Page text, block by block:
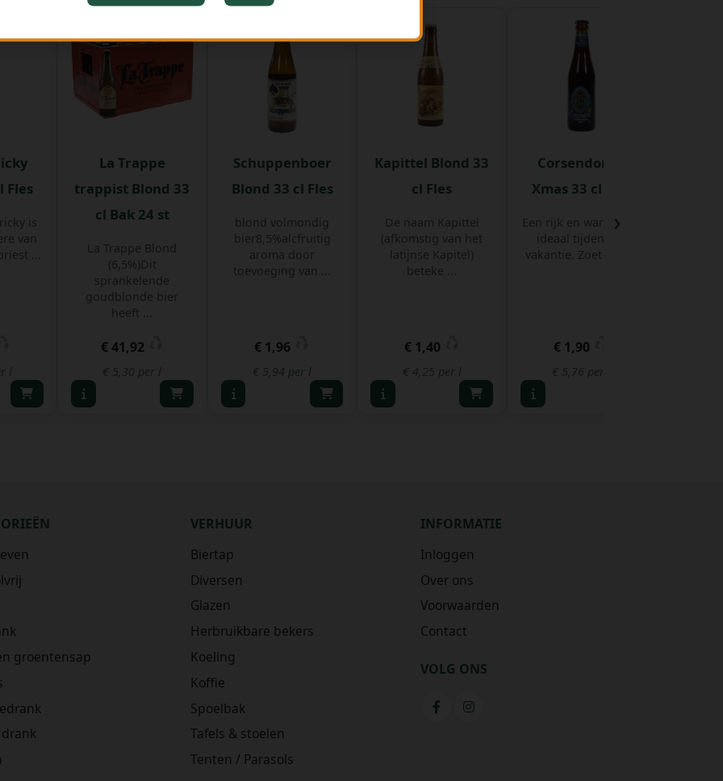
Fles
is
van
...
l
La Trappe
trappist Blond 33
cl Bak 24 st
La Trappe Blond
(6,5%)Dit
sprankelende
goudblonde bier
heeft ...
€ 41,92
€ 5,30 per l
Schuppenboer
Blond 33 cl Fles
blond volmondig
bier8,5%alcfruitig
aroma door
toevoeging van ...
€ 1,96
€ 5,94 per l
Kapittel Blond 33
cl Fles
De naam Kapittel
(afkomstig van het
latijnse Kapitel)
beteke ...
€ 1,40
€ 4,25 per l
Corsendonck
Xmas 33 cl Fles
Een rijk en warm bier,
ideaal tijdens de
vakantie. Zoet van ...
€ 1,90
€ 5,76 per l
›
groentensap
VERHUUR
Biertap
Diversen
Glazen
Herbruikbare bekers
Koeling
Koffie
Spoelbak
Tafels & stoelen
Tenten / Parasols
INFORMATIE
Inloggen
Over ons
Voorwaarden
Contact
VOLG ONS